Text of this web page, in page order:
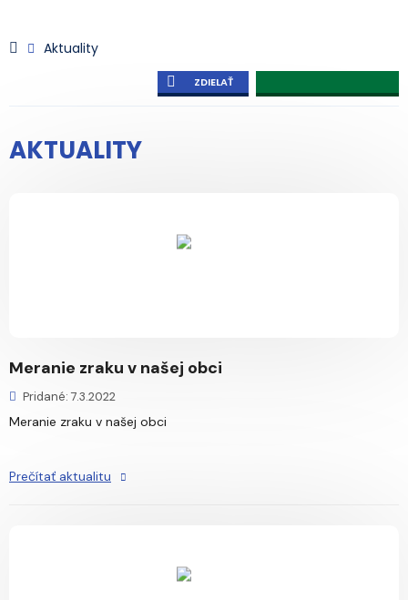
Aktuality
ZDIELAŤ
AKTUALITY
Meranie zraku v našej obci
Pridané: 7.3.2022
Meranie zraku v našej obci
Prečítať aktualitu